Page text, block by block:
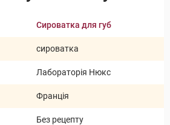
Сироватка для губ
сироватка
Лабораторія Нюкс
Франція
Без рецепту